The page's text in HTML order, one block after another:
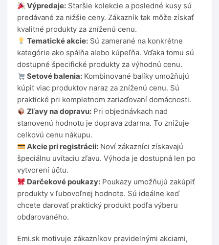
Výpredaje: Staršie kolekcie a posledné kusy sú
predávané za nižšie ceny. Zákazník tak môže získať
kvalitné produkty za zníženú cenu.
Tematické akcie: Sú zamerané na konkrétne
kategórie ako spálňa alebo kúpeľňa. Vďaka tomu sú
dostupné špecifické produkty za výhodnú cenu.
Setové balenia: Kombinované balíky umožňujú
kúpiť viac produktov naraz za zníženú cenu. Sú
praktické pri kompletnom zariaďovaní domácnosti.
Zľavy na dopravu: Pri objednávkach nad
stanovenú hodnotu je doprava zdarma. To znižuje
celkovú cenu nákupu.
Akcie pri registrácii: Noví zákazníci získavajú
špeciálnu uvítaciu zľavu. Výhoda je dostupná len po
vytvorení účtu.
Darčekové poukazy: Poukazy umožňujú zakúpiť
produkty v ľubovoľnej hodnote. Sú ideálne keď
chcete darovať praktický produkt podľa výberu
obdarovaného.
Emi.sk motivuje zákazníkov pravidelnými akciami,